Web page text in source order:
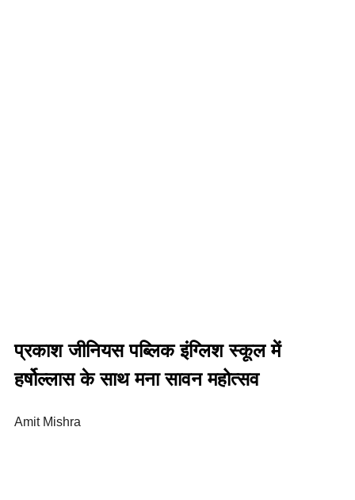
प्रकाश जीनियस पब्लिक इंग्लिश स्कूल में
हर्षोल्लास के साथ मना सावन महोत्सव
Amit Mishra